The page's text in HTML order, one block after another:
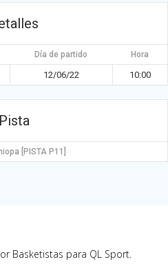
Día de partido Hora
12/06/22 10:00
Pista
[PISTA P11]
Basketistas para QL Sport.